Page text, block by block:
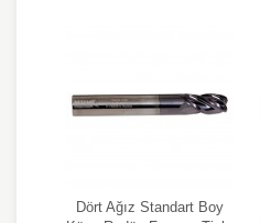
Dört Ağız Standart Boy